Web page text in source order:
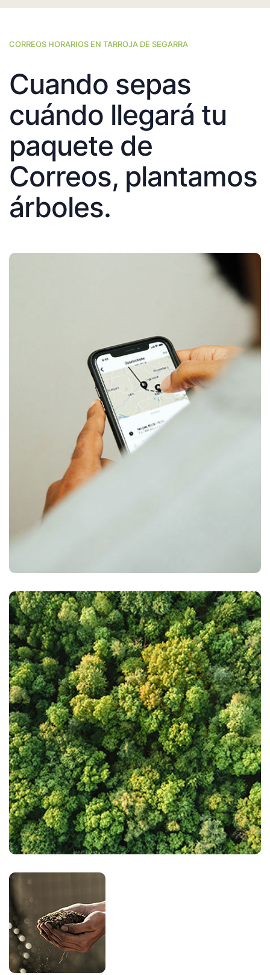
CORREOS HORARIOS EN TARROJA DE SEGARRA
Cuando sepas
cuándo llegará tu
paquete de
Correos, plantamos
árboles.